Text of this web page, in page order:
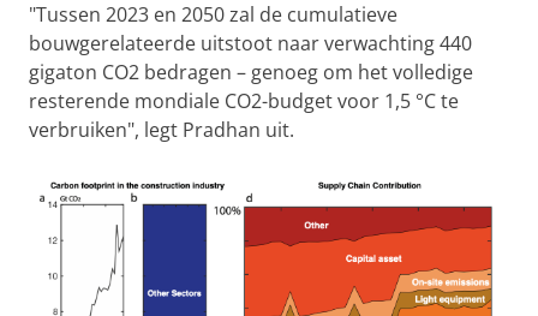
"Tussen 2023 en 2050 zal de cumulatieve
bouwgerelateerde uitstoot naar verwachting 440
gigaton CO2 bedragen – genoeg om het volledige
resterende mondiale CO2-budget voor 1,5 °C te
verbruiken", legt Pradhan uit.